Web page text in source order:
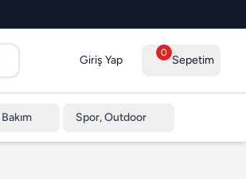
Giriş Yap
0
Sepetim
Spor, Outdoor